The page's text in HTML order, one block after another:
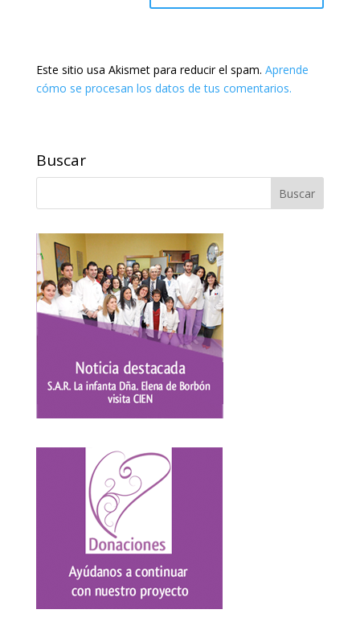
Este sitio usa Akismet para reducir el spam. Aprende
cómo se procesan los datos de tus comentarios.
Buscar